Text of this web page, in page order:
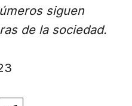
siguen
de la sociedad.